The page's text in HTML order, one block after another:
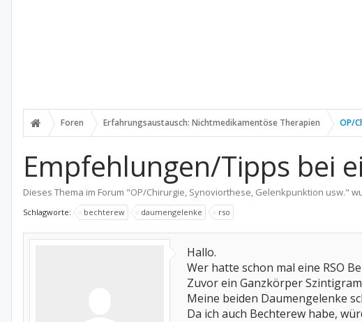
Foren Erfahrungsaustausch: Nichtmedikamentöse Therapien OP/
Empfehlungen/Tipps bei
Dieses Thema im Forum "OP/Chirurgie, Synoviorthese, Gelenkpunktion usw."
Schlagworte: bechterew daumengelenke rso
Hallo.
Wer hatte schon mal eine RSO
Zuvor ein Ganzkörper
Meine beiden Daumengelenke
Da ich auch Bechterew habe,